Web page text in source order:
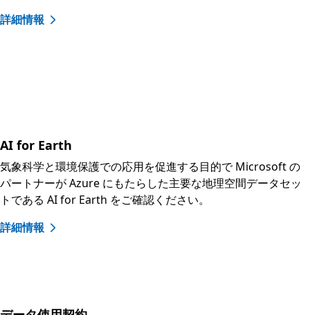
詳細情報
AI for Earth
気象科学と環境保護での応用を促進する目的で Microsoft の
パートナーが Azure にもたらした主要な地理空間データセッ
トである AI for Earth をご確認ください。
詳細情報